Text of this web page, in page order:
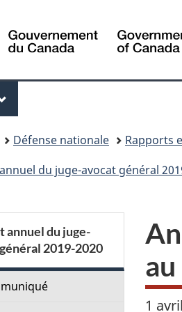
Défense nationale Rapports
du juge-avocat général
1
annuel du juge-
2019-2020